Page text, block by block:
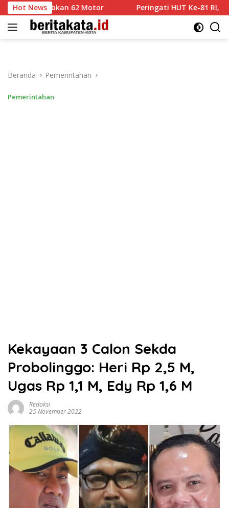
Langsung
ke
konten
Hot News62 Motor Peringati HUT Ke-81 RI, Kota
Beranda Pemerintahan
Pemerintahan
Kekayaan 3 Calon Sekda
Probolinggo: Heri Rp 2,5 M,
Ugas Rp 1,1 M, Edy Rp 1,6 M
Redaksi
25 November 2022